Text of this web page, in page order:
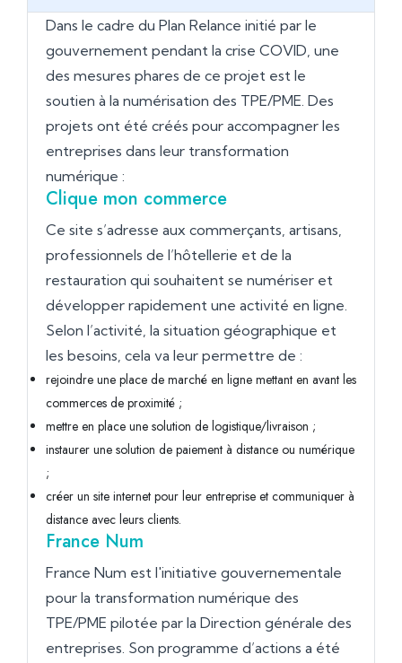
Dans le cadre du Plan Relance initié par le
gouvernement pendant la crise COVID, une
des mesures phares de ce projet est le
soutien à la numérisation des TPE/PME. Des
projets ont été créés pour accompagner les
entreprises dans leur transformation
numérique :
Clique mon commerce
Ce site s’adresse aux commerçants, artisans,
professionnels de l’hôtellerie et de la
restauration qui souhaitent se numériser et
développer rapidement une activité en ligne.
Selon l’activité, la situation géographique et
les besoins, cela va leur permettre de :
rejoindre une place de marché en ligne mettant en avant les
commerces de proximité ;
mettre en place une solution de logistique/livraison ;
instaurer une solution de paiement à distance ou numérique
;
créer un site internet pour leur entreprise et communiquer à
distance avec leurs clients.
France Num
France Num est l'initiative gouvernementale
pour la transformation numérique des
TPE/PME pilotée par la Direction générale des
entreprises. Son programme d’actions a été